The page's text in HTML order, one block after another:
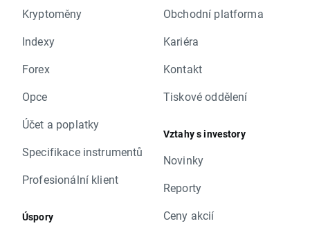
Kryptoměny
Indexy
Forex
Opce
Účet a poplatky
Specifikace instrumentů
Profesionální klient
Úspory
Obchodní platforma
Kariéra
Kontakt
Tiskové oddělení
Vztahy s investory
Novinky
Reporty
Ceny akcií